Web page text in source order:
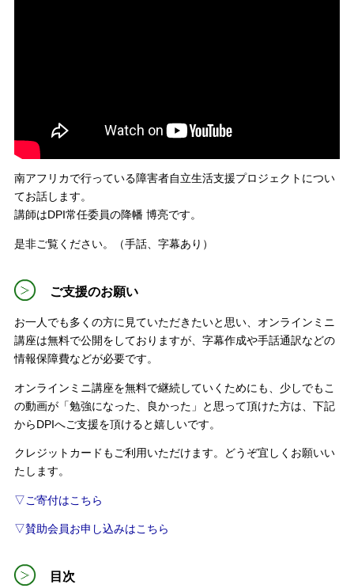
南アフリカで行っている障害者自立生活支援プロジェクトについ
てお話します。
講師はDPI常任委員の降幡 博亮です。
是非ご覧ください。（手話、字幕あり）
ご支援のお願い
お一人でも多くの方に見ていただきたいと思い、オンラインミニ
講座は無料で公開をしておりますが、字幕作成や手話通訳などの
情報保障費などが必要です。
オンラインミニ講座を無料で継続していくためにも、少しでもこ
の動画が「勉強になった、良かった」と思って頂けた方は、下記
からDPIへご支援を頂けると嬉しいです。
クレジットカードもご利用いただけます。どうぞ宜しくお願いい
たします。
▽ご寄付はこちら
▽賛助会員お申し込みはこちら
目次